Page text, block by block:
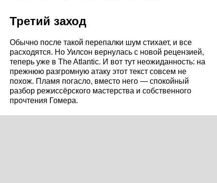
Третий заход
Обычно после такой перепалки шум стихает, и все
расходятся. Но Уилсон вернулась с новой рецензией,
теперь уже в The Atlantic. И вот тут неожиданность: на
прежнюю разгромную атаку этот текст совсем не
похож. Пламя погасло, вместо него — спокойный
разбор режиссёрского мастерства и собственного
прочтения Гомера.